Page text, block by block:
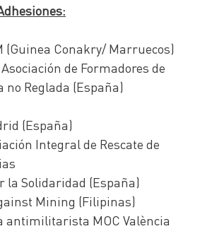
(Guinea Conakry/ Marruecos)
Asociación de Formadores de
no Reglada (España)
(España)
Integral de Rescate de
la Solidaridad (España)
Mining (Filipinas)
antimilitarista MOC València